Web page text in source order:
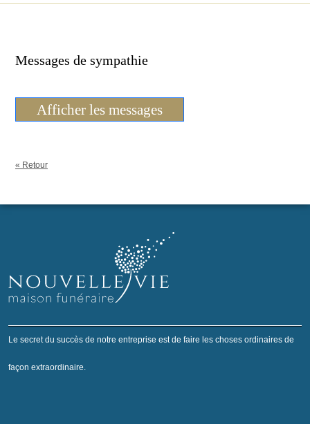
Messages de sympathie
Afficher les messages
« Retour
Le secret du succès de notre entreprise est de faire les choses ordinaires de
façon extraordinaire.